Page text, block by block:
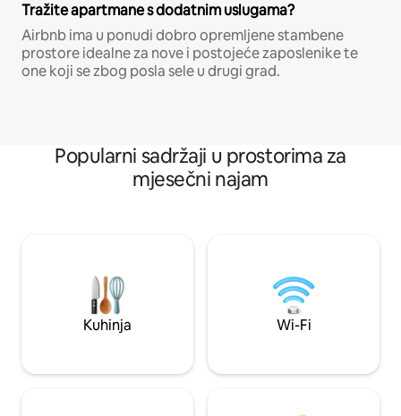
Tražite apartmane s dodatnim uslugama?
Airbnb ima u ponudi dobro opremljene stambene
prostore idealne za nove i postojeće zaposlenike te
one koji se zbog posla sele u drugi grad.
Popularni sadržaji u prostorima za
mjesečni najam
Kuhinja Wi-Fi